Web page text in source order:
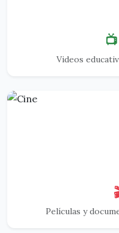
Videos
Películas y